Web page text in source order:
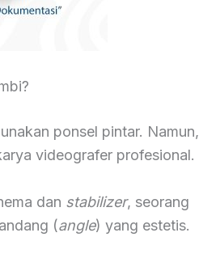
ponsel pintar. Namun,
videografer profesional.
dan stabilizer, seorang
(angle) yang estetis.